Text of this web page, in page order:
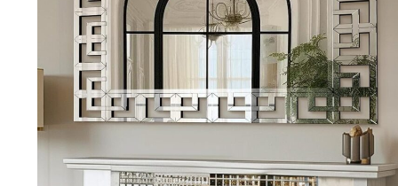
mural
Artloge
120x70cm
–
design
moderne
pour
votre
salon